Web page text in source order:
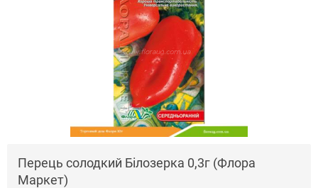
Перець солодкий Білозерка 0,3г (Флора
Маркет)